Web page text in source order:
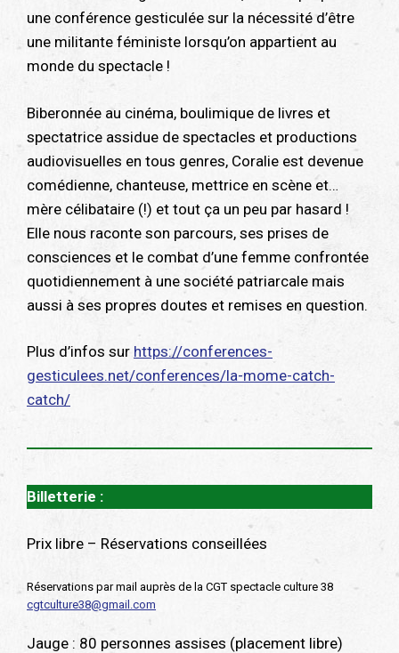
une conférence gesticulée sur la nécessité d’être
une militante féministe lorsqu’on appartient au
monde du spectacle !
Biberonnée au cinéma, boulimique de livres et
spectatrice assidue de spectacles et productions
audiovisuelles en tous genres, Coralie est devenue
comédienne, chanteuse, mettrice en scène et…
mère célibataire (!) et tout ça un peu par hasard !
Elle nous raconte son parcours, ses prises de
consciences et le combat d’une femme confrontée
quotidiennement à une société patriarcale mais
aussi à ses propres doutes et remises en question.
Plus d’infos sur https://conferences-
gesticulees.net/conferences/la-mome-catch-
catch/
Billetterie :
Prix libre – Réservations conseillées
Réservations par mail auprès de la CGT spectacle culture 38
cgtculture38@gmail.com
Jauge : 80 personnes assises (placement libre)